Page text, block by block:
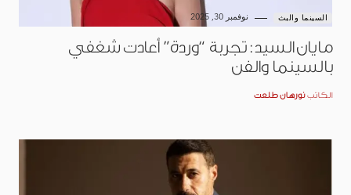
السينما والبث نوفمبر 30, 2025
مايان السيد: تجربة “وردة” أعادت شغفي
بالسينما والفن
الكاتب نورهان طلعت